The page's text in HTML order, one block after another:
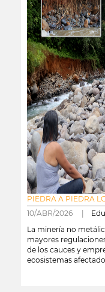
PIEDRA A PIEDRA
10/ABR/2026 |
La minería no
mayores
de los cauces y
ecosistemas